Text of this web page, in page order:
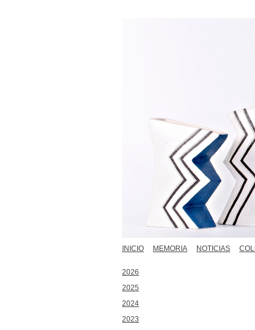
INICIO MEMORIA NOTICIAS
2026
2025
2024
2023